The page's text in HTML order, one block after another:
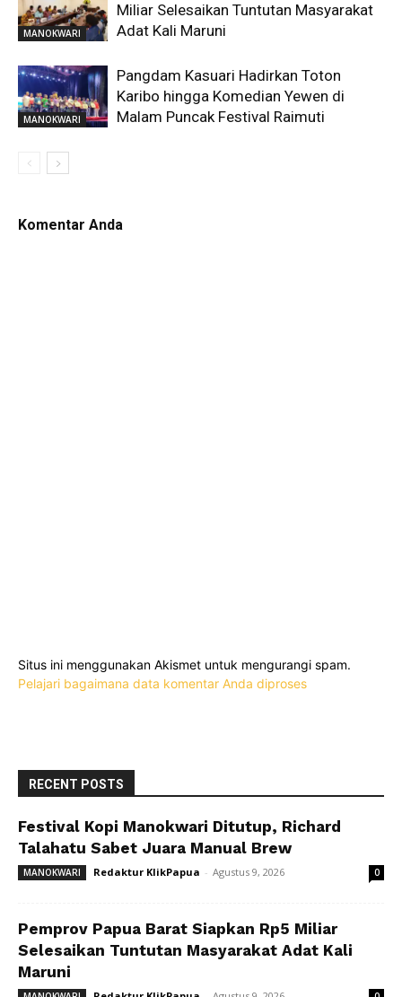
MANOKWARI
Miliar Selesaikan Tuntutan Masyarakat
Adat Kali Maruni
MANOKWARI
Pangdam Kasuari Hadirkan Toton
Karibo hingga Komedian Yewen di
Malam Puncak Festival Raimuti
Komentar Anda
Situs ini menggunakan Akismet untuk mengurangi spam.
Pelajari bagaimana data komentar Anda diproses
RECENT POSTS
Festival Kopi Manokwari Ditutup, Richard
Talahatu Sabet Juara Manual Brew
MANOKWARI Redaktur KlikPapua - Agustus 9, 2026 0
Pemprov Papua Barat Siapkan Rp5 Miliar
Selesaikan Tuntutan Masyarakat Adat Kali
Maruni